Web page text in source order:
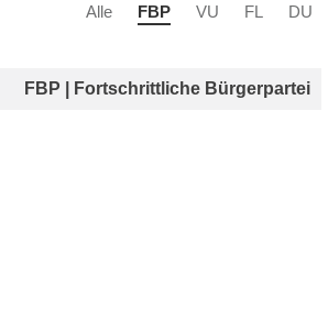
Alle FBP VU FL DU
FBP | Fortschrittliche Bürgerpartei